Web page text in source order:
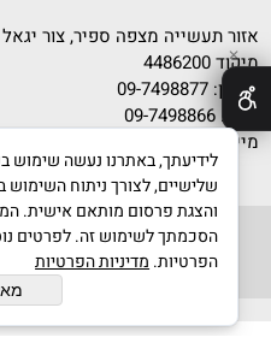
אזור תעשייה מצפה ספיר, צור יגאל -
מיקוד 4486200
טלפון: 09-7498877
פקס: 09-7498866
מייל:
גוונים © 2020 All Rights Reserved
✕
שלישיים, לצורך ניתוח השימוש
והצגת פרסום מותאם אישית.
הסכמתך לשימוש זה. לפרטים
הפרטיות. מדיניות הפרטיות